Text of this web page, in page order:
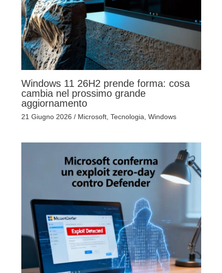
Windows 11 26H2 prende forma: cosa
cambia nel prossimo grande
aggiornamento
21 Giugno 2026 / Microsoft, Tecnologia Windows